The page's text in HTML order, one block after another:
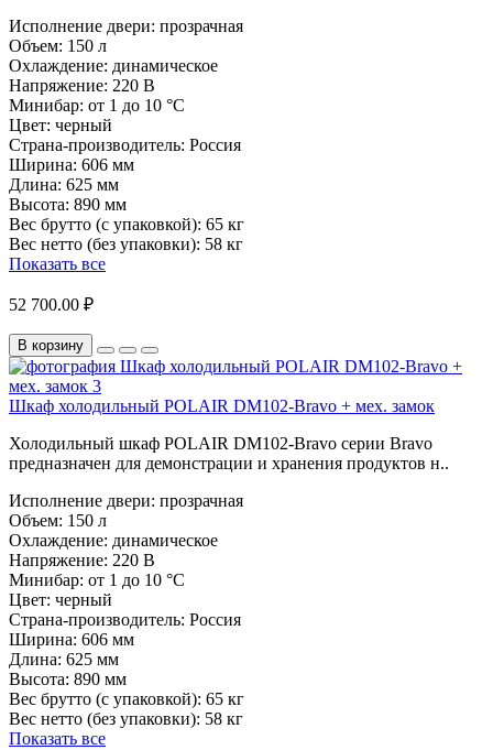
Исполнение двери: прозрачная
Объем: 150 л
Охлаждение: динамическое
Напряжение: 220 В
Минибар: от 1 до 10 °C
Цвет: черный
Страна-производитель: Россия
Ширина: 606 мм
Длина: 625 мм
Высота: 890 мм
Вес брутто (с упаковкой): 65 кг
Вес нетто (без упаковки): 58 кг
Показать все
52 700.00 ₽
В корзину
Шкаф холодильный POLAIR DM102-Bravo + мех. замок
Холодильный шкаф POLAIR DM102-Bravo серии Bravo
предназначен для демонстрации и хранения продуктов н..
Исполнение двери: прозрачная
Объем: 150 л
Охлаждение: динамическое
Напряжение: 220 В
Минибар: от 1 до 10 °C
Цвет: черный
Страна-производитель: Россия
Ширина: 606 мм
Длина: 625 мм
Высота: 890 мм
Вес брутто (с упаковкой): 65 кг
Вес нетто (без упаковки): 58 кг
Показать все